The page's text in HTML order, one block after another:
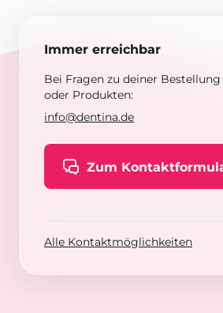
Immer erreichbar
Bei Fragen zu deiner Bestellung
oder Produkten:
info@dentina.de
Zum
Alle Kontaktmöglichkeiten